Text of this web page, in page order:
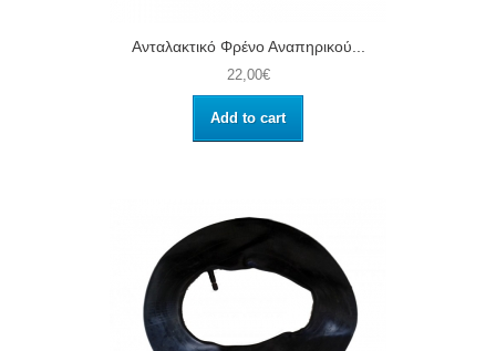
Ανταλακτικό Φρένο Αναπηρικού...
22,00€
Add to cart